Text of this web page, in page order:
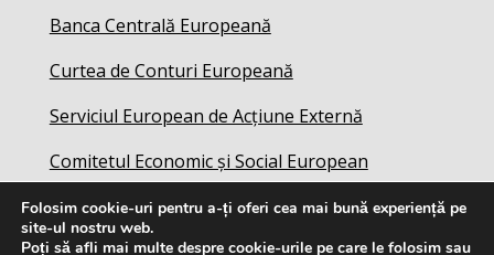
Banca Centrală Europeană
Curtea de Conturi Europeană
Serviciul European de Acțiune Externă
Comitetul Economic și Social European
Folosim cookie-uri pentru a-ți oferi cea mai bună experiență pe
site-ul nostru web.
Poți să afli mai multe despre cookie-urile pe care le folosim sau